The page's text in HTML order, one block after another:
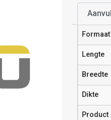
Formaat
Lengte
Breedte
Dikte
Product